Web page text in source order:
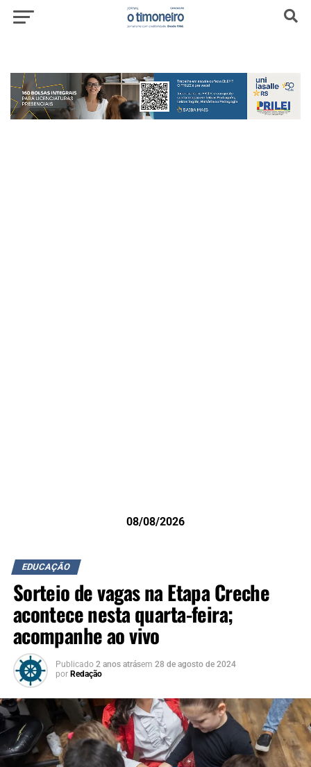
08/08/2026
EDUCAÇÃO
Sorteio de vagas na Etapa Creche
acontece nesta quarta-feira;
acompanhe ao vivo
Publicado 2 anos atrásem 28 de agosto de 2024
por Redação